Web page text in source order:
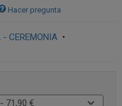
Hacer pregunta
CEREMONIA •